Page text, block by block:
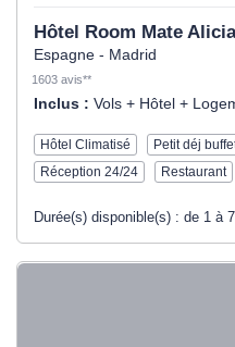
Hôtel Room Mate
Espagne - Madrid
1603 avis**
Inclus : Vols + Hôtel +
Hôtel Climatisé Petit déj
Réception 24/24
Restaurant
Durée(s) disponible(s) : de 1 à